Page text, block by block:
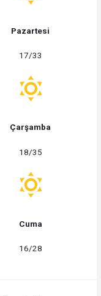
Pazartesi
17/33
Çarşamba
18/35
Cuma
16/28